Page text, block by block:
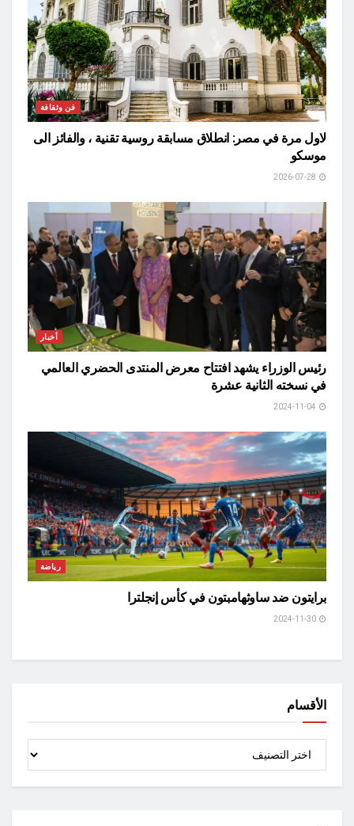
فن وثقافة
لاول مرة في مصر: انطلاق مسابقة روسية تقنية ، والفائز الى
موسكو
أخبار
رئيس الوزراء يشهد افتتاح معرض المنتدى الحضري العالمي
في نسخته الثانية عشرة
رياضة
برايتون ضد ساوثهامبتون في كأس إنجلترا
الأقسام
الأقسام